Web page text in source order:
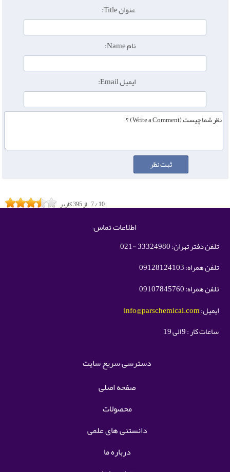
عنوان Title:
نام Name:
ایمیل Email:
7/10 از395کاربر
اطلاعات تماس
تلفن دفتر تهران: 33324980 -021
تلفن همراه: 09128124103
تلفن همراه: 09107845760
ایمیل:info@parschemical.com
ساعات کار : 9 الی 19
دسترسی سریع سایت
صفحه اصلی
محصولات
دانستنی های علمی
درباره ما